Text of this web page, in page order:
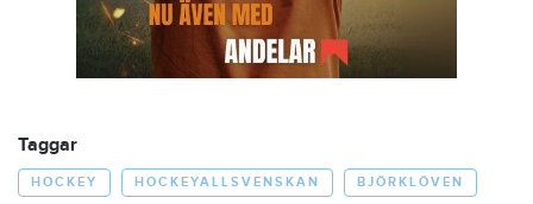
Taggar
HOCKEY HOCKEYALLSVENSKAN BJÖRKLÖVEN